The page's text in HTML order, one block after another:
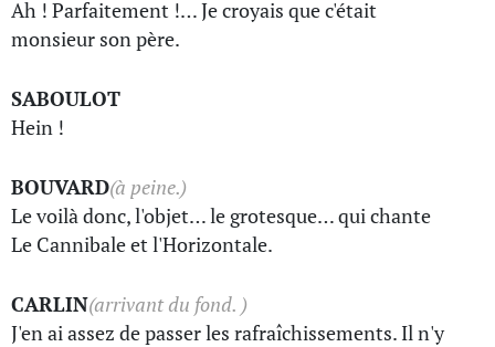
Ah ! Parfaitement !… Je croyais que c'était
monsieur son père.
SABOULOT
Hein !
BOUVARD(à peine.)
Le voilà donc, l'objet… le grotesque… qui chante
Le Cannibale et l'Horizontale.
CARLIN(arrivant du fond. )
J'en ai assez de passer les rafraîchissements. Il n'y